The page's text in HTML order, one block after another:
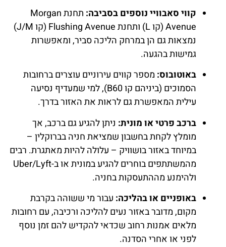
קווי סאבוויי נוספים בסביבה:
תחנת Morgan
Avenue (קו L) ותחנת Flushing Avenue (קו J/M)
נמצאות גם הן במרחק הליכה סביר, ומאפשרות
גמישות בהגעה.
באוטובוס: מספר קווים עירוניים עוצרים ברחובות
הסמוכים (ביניהם קו B60), למי שמעדיף נסיעה
עילית המאפשרת גם לראות את האזור בדרך.
ברכב פרטי או מונית: ניתן להגיע גם ברכב, אך
מומלץ לקחת בחשבון שמציאת חניה בברוקלין –
במיוחד באזור בושוויק – עלולה להיות מאתגרת. רבים
מהמשתתפים בוחרים להגיע במונית או ב-Uber/Lyft
ולהימנע מההתעסקות בחניה.
באופניים או בהליכה: עבור מי ששוהה בקרבת
מקום, מדובר באזור נעים להליכה ורכיבה, עם רחובות
מלאים אמנות רחוב שכדאי להקדיש להם זמן נוסף
לפני או אחרי הסדנה.